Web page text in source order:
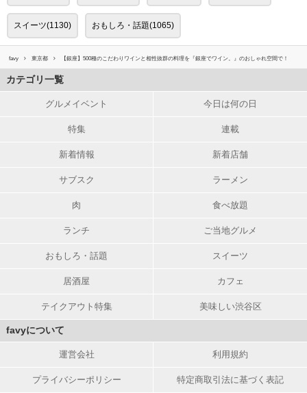
スイーツ(1130) おもしろ・話題(1065)
favy 東京都 【銀座】500種のこだわりワインと相性抜群の料理を『銀座でワイン。』のおしゃれ空間で！
カテゴリ一覧
グルメイベント 今日は何の日
特集 連載
新着情報 新着店舗
サブスク ラーメン
肉 食べ放題
ランチ ご当地グルメ
おもしろ・話題 スイーツ
居酒屋 カフェ
テイクアウト特集 美味しい渋谷区
favyについて
運営会社 利用規約
プライバシーポリシー 特定商取引法に基づく表記